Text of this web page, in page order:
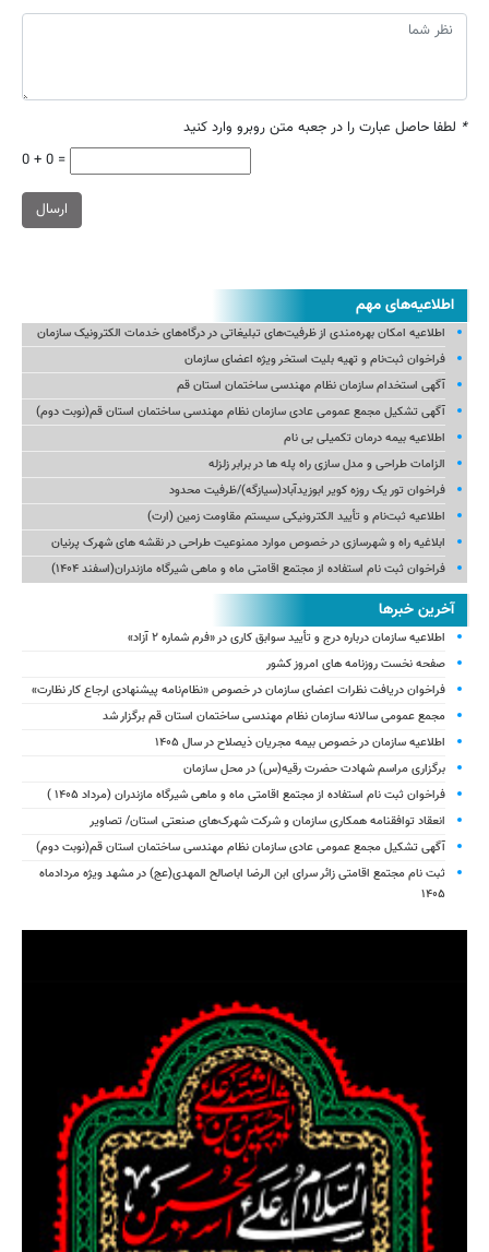
* لطفا حاصل عبارت را در جعبه متن روبرو وارد کنید
0 + 0 =
ارسال
اطلاعیه‌های مهم
اطلاعیه امکان بهره‌مندی از ظرفیت‌های تبلیغاتی در درگاه‌های خدمات الکترونیک سازمان
فراخوان ثبت‌نام و تهیه بلیت استخر ویژه اعضای سازمان
آگهی استخدام سازمان نظام مهندسی ساختمان استان قم
آگهی تشکیل مجمع عمومی عادی سازمان نظام مهندسی ساختمان استان قم(نوبت دوم)
اطلاعیه بیمه درمان تکمیلی بی نام
الزامات طراحی و مدل سازی راه پله ها در برابر زلزله
فراخوان تور یک روزه کویر ابوزیدآباد(سیازگه)/ظرفیت محدود
اطلاعیه ثبت‌نام و تأیید الکترونیکی سیستم مقاومت زمین (ارت)
ابلاغیه راه و شهرسازی در خصوص موارد ممنوعیت طراحی در نقشه های شهرک پرنیان
فراخوان ثبت نام استفاده از مجتمع اقامتی ماه و ماهی شیرگاه مازندران(اسفند ۱۴۰۴)
آخرین خبرها
اطلاعیه سازمان درباره درج و تأیید سوابق کاری در «فرم شماره ۲ آزاد»
صفحه نخست روزنامه های امروز کشور
فراخوان دریافت نظرات اعضای سازمان در خصوص «نظام‌نامه پیشنهادی ارجاع کار نظارت»
مجمع عمومی سالانه سازمان نظام مهندسی ساختمان استان قم برگزار شد
اطلاعیه سازمان در خصوص بیمه مجریان ذیصلاح در سال ۱۴۰۵
برگزاری مراسم شهادت حضرت رقیه(س) در محل سازمان
فراخوان ثبت نام استفاده از مجتمع اقامتی ماه و ماهی شیرگاه مازندران (مرداد ۱۴۰۵ )
انعقاد توافقنامه همکاری سازمان و شرکت شهرک‌های صنعتی استان/ تصاویر
آگهی تشکیل مجمع عمومی عادی سازمان نظام مهندسی ساختمان استان قم(نوبت دوم)
ثبت نام مجتمع اقامتی زائر سرای ابن الرضا اباصالح المهدی(عج) در مشهد ویژه مردادماه
۱۴۰۵